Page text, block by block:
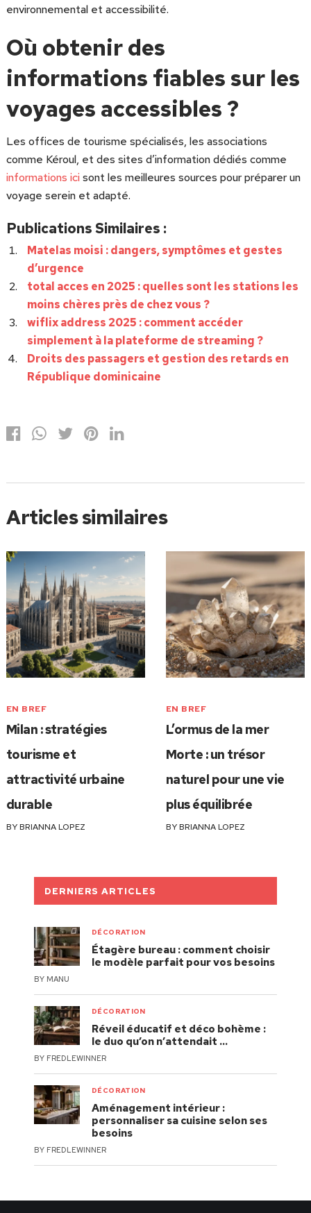
environnemental et accessibilité.
Où obtenir des
informations fiables sur les
voyages accessibles ?
Les offices de tourisme spécialisés, les associations
comme Kéroul, et des sites d’information dédiés comme
informations icisont les meilleures sources pour préparer un
voyage serein et adapté.
Publications Similaires :
Matelas moisi : dangers, symptômes et gestes
d’urgence
total acces en 2025 : quelles sont les stations les
moins chères près de chez vous ?
wiflix address 2025 : comment accéder
simplement à la plateforme de streaming ?
Droits des passagers et gestion des retards en
République dominicaine
Articles similaires
EN BREF
Milan : stratégies
tourisme et
attractivité urbaine
durable
BYBRIANNA LOPEZ
EN BREF
L’ormus de la mer
Morte : un trésor
naturel pour une vie
plus équilibrée
BYBRIANNA LOPEZ
DERNIERS ARTICLES
DÉCORATION
Étagère bureau : comment choisir
le modèle parfait pour vos besoins
BY MANU
DÉCORATION
Réveil éducatif et déco bohème :
le duo qu’on n’attendait …
BY FREDLEWINNER
DÉCORATION
Aménagement intérieur :
personnaliser sa cuisine selon ses
besoins
BY FREDLEWINNER